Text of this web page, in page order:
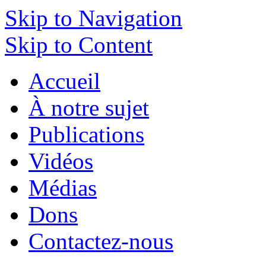
Skip to Navigation
Skip to Content
Accueil
À notre sujet
Publications
Vidéos
Médias
Dons
Contactez-nous